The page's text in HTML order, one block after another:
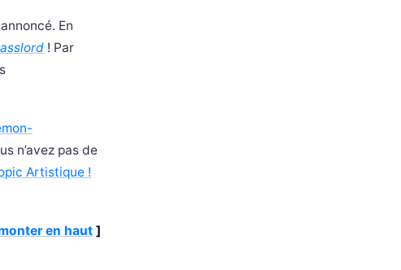
En
! Par
n’avez pas de
Artistique !
en haut ]